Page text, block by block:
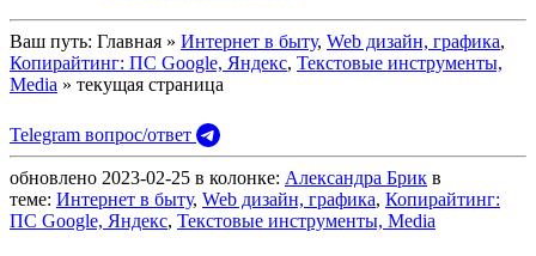
Ваш путь: Главная » Интернет в быту, Web дизайн, графика,
Копирайтинг: ПС Google, Яндекс, Текстовые инструменты,
Media » текущая страница
Telegram вопрос/ответ
обновлено 2023-02-25 в колонке: Александра Брик в
теме: Интернет в быту, Web дизайн, графика, Копирайтинг:
ПС Google, Яндекс, Текстовые инструменты, Media